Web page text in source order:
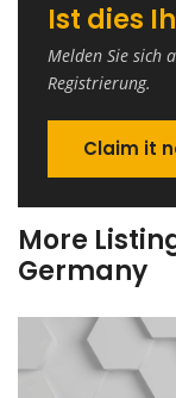
Ist dies
Melden Sie sich
Registrierung.
Claim it
More
Germany